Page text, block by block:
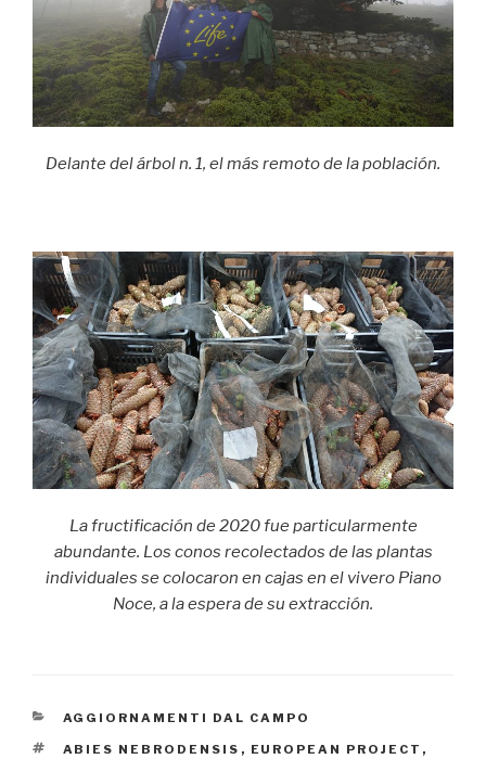
Delante del árbol n. 1, el más remoto de la población.
La fructificación de 2020 fue particularmente
abundante. Los conos recolectados de las plantas
individuales se colocaron en cajas en el vivero Piano
Noce, a la espera de su extracción.
CATEGORÍAS
AGGIORNAMENTI DAL CAMPO
ETIQUETAS
ABIES NEBRODENSIS , EUROPEAN PROJECT ,